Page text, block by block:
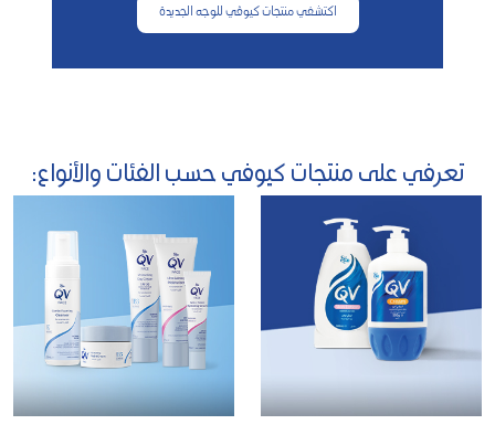
اكتشفي منتجات كيوڤي للوجه الجديدة
تعرفي على منتجات كيوفي حسب الفئات والأنواع: